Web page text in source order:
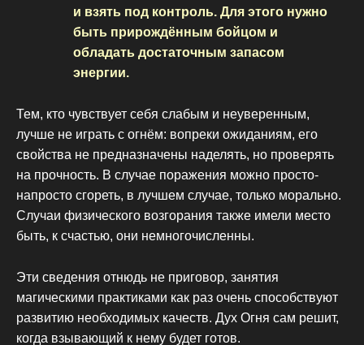
и взять под контроль. Для этого нужно
быть прирождённым бойцом и
обладать достаточным запасом
энергии.
Тем, кто чувствует себя слабым и неуверенным,
лучше не играть с огнём: вопреки ожиданиям, его
свойства не предназначены наделять, но проверять
на прочность. В случае поражения можно просто-
напросто сгореть, в лучшем случае, только морально.
Случаи физического возгорания также имели место
быть, к счастью, они немногочисленны.
Эти сведения отнюдь не приговор, занятия
магическими практиками как раз очень способствуют
развитию необходимых качеств. Дух Огня сам решит,
когда взывающий к нему будет готов.